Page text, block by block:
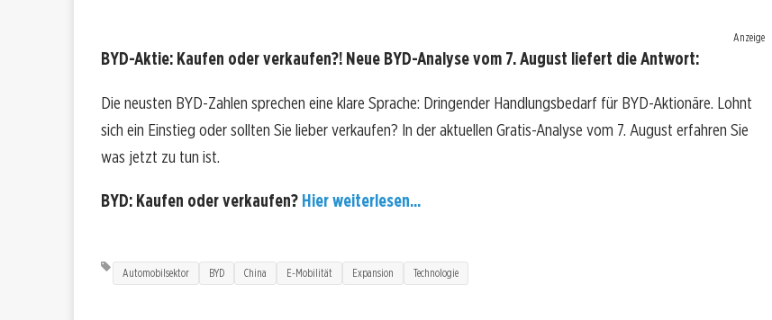
Anzeige
BYD-Aktie: Kaufen oder verkaufen?! Neue BYD-Analyse vom 7. August liefert die Antwort:
Die neusten BYD-Zahlen sprechen eine klare Sprache: Dringender Handlungsbedarf für BYD-Aktionäre. Lohnt
sich ein Einstieg oder sollten Sie lieber verkaufen? In der aktuellen Gratis-Analyse vom 7. August erfahren Sie
was jetzt zu tun ist.
BYD: Kaufen oder verkaufen? Hier weiterlesen...
Automobilsektor BYD China E-Mobilität Expansion Technologie